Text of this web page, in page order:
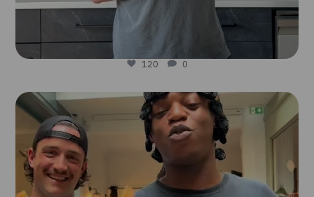
120 0
lesfruitsetlegumesfrais
Août 3